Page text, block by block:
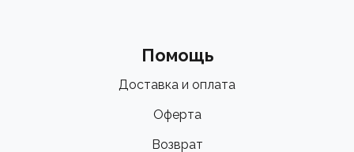
Помощь
Доставка и оплата
Оферта
Возврат